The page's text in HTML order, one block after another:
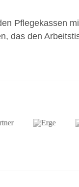
Pflegekassen
das den